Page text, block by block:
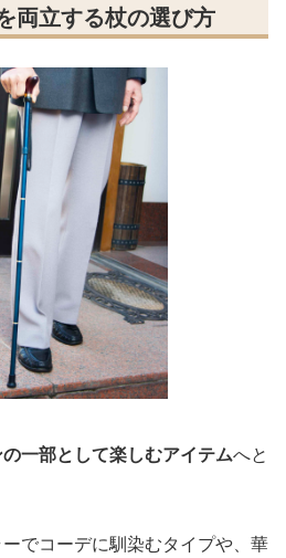
両立する杖の選び方
一部として楽しむアイテムへと
でコーデに馴染むタイプや、華